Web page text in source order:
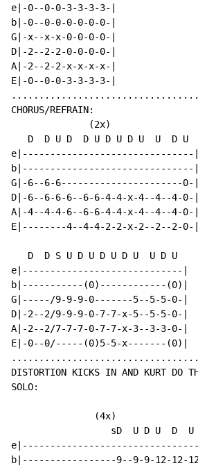
e|-0--0-0-3-3-3-3-|
b|-0--0-0-0-0-0-0-|
G|-x--x-x-0-0-0-0-|
D|-2--2-2-0-0-0-0-|
A|-2--2-2-x-x-x-x-|
E|-0--0-0-3-3-3-3-|
CHORUS/REFRAIN:
              (2x)
   D  D U D  D U D U D U  U  D U
e|-------------------------------|
b|-------------------------------|
G|-6--6-6----------------------0-|
D|-6--6-6-6--6-6-4-4-x-4--4--4-0-|
A|-4--4-4-6--6-6-4-4-x-4--4--4-0-|
E|--------4--4-4-2-2-x-2--2--2-0-|
   D  D S U D U D U D U  U D U
e|-----------------------------|
b|-----------(0)------------(0)|
G|-----/9-9-9-0-------5--5-5-0-|
D|-2--2/9-9-9-0-7-7-x-5--5-5-0-|
A|-2--2/7-7-7-0-7-7-x-3--3-3-0-|
E|-0--0/-----(0)5-5-x-------(0)|
DISTORTION KICKS IN AND KURT DO
SOLO:
               (4x)
                  sD  U D U  D  U
b|-----------------9--9-9-12-12-